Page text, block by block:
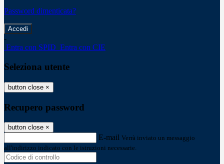
Password dimenticata?
-
Entra con SPID Entra con CIE
Seleziona utente
button close ×
Recupero password
button close ×
E-mail Verrà inviato un messaggio
all'indirizzo indicato con le istruzioni necessarie.